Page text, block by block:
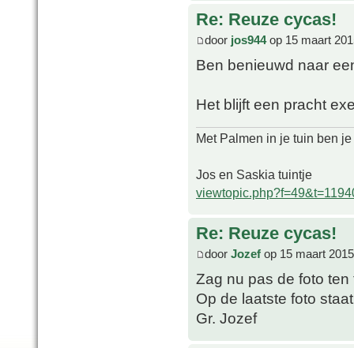
Re: Reuze cycas!
door jos944op 15 maart
Ben benieuwd naar
Het blijft een pracht
Met Palmen in je tuin ben
Jos en Saskia tuintje
Re: Reuze cycas!
door Jozef op 15 maart
Zag nu pas de foto
Op de laatste foto
Gr. Jozef